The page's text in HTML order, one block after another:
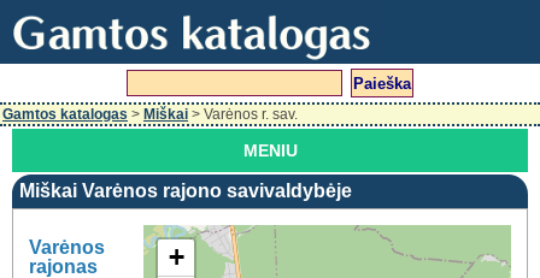
Gamtos katalogas > Miškai > Varėnos r. sav.
MENIU
Miškai Varėnos rajono savivaldybėje
Varėnos
rajonas
+